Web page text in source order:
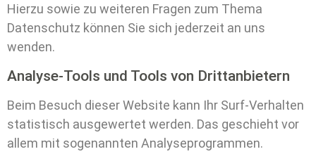
Hierzu sowie zu weiteren Fragen zum Thema
Datenschutz können Sie sich jederzeit an uns
wenden.
Analyse-Tools und Tools von Dritt­anbietern
Beim Besuch dieser Website kann Ihr Surf-Verhalten
statistisch ausgewertet werden. Das geschieht vor
allem mit sogenannten Analyseprogrammen.